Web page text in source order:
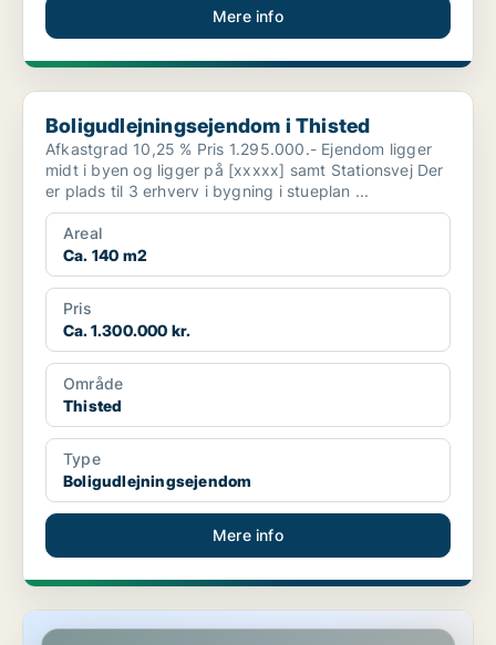
Mere info
Boligudlejningsejendom i Thisted
Boligudlejningsejendom i Thisted
Afkastgrad 10,25 % Pris 1.295.000.- Ejendom ligger
midt i byen og ligger på [xxxxx] samt Stationsvej Der
er plads til 3 erhverv i bygning i stueplan ...
Areal
Ca. 140 m2
Pris
Ca. 1.300.000 kr.
Område
Thisted
Type
Boligudlejningsejendom
Mere info
Butik i Hobro